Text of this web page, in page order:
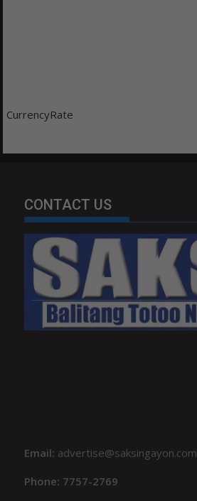
CurrencyRate
CONTACT US
Email: advertise@saksingayon.com
Phone: 7757-2769